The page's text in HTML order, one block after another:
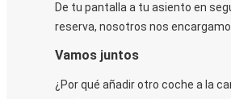
De tu pantalla a tu asiento en
reserva, nosotros nos
Vamos juntos
¿Por qué añadir otro coche a la